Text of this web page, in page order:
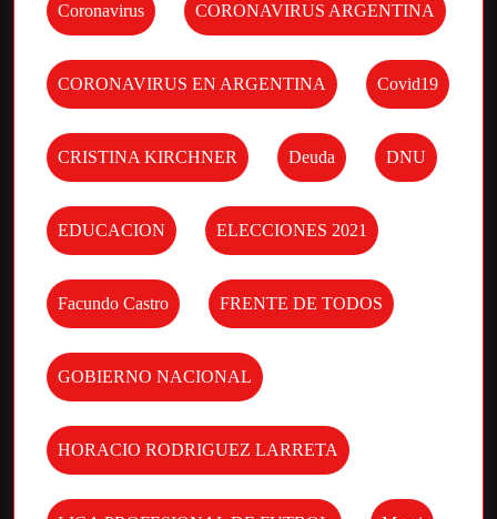
Coronavirus CORONAVIRUS ARGENTINA
CORONAVIRUS EN ARGENTINA Covid19
CRISTINA KIRCHNER Deuda DNU
EDUCACION ELECCIONES 2021
Facundo Castro FRENTE DE TODOS
GOBIERNO NACIONAL
HORACIO RODRIGUEZ LARRETA